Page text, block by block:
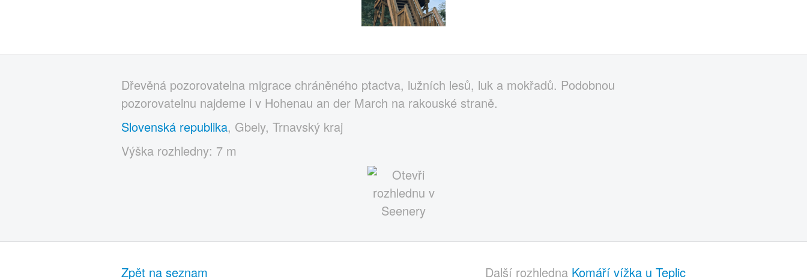
Dřevěná pozorovatelna migrace chráněného ptactva, lužních lesů, luk a mokřadů. Podobnou
pozorovatelnu najdeme i v Hohenau an der March na rakouské straně.
Slovenská republika, Gbely, Trnavský kraj
Výška rozhledny: 7 m
Zpět na seznam Další rozhledna Komáří vížka u Teplic